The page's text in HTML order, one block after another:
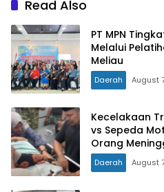
Read Also
PT MPN
Melalui
Meliau
Daerah August
Kecelakaan
vs Sepeda
Orang
Daerah August